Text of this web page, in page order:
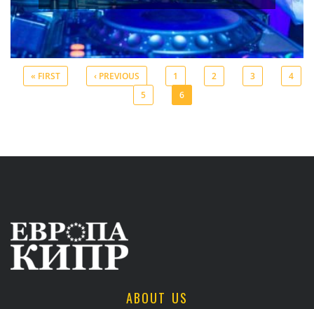
« FIRST ‹ PREVIOUS 1 2 3
4
5
6
ABOUT US